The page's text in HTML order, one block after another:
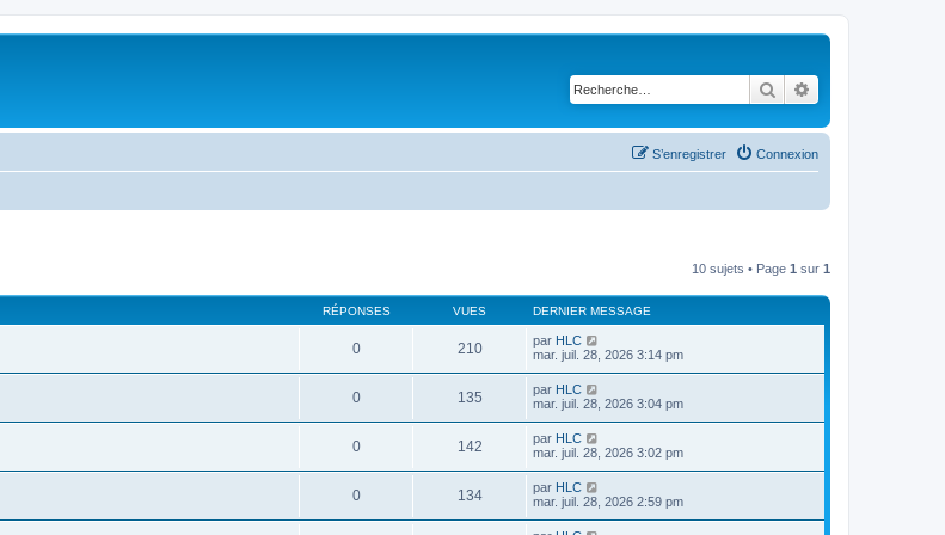
Rechercher
Connexion
S’enregistrer
10 sujets • Page 1 sur 1
RÉPONSES VUES DERNIER MESSAGE
0 210 par HLC
mar. juil. 28, 2026 3:14 pm
0 135 par HLC
mar. juil. 28, 2026 3:04 pm
0 142 par HLC
mar. juil. 28, 2026 3:02 pm
0 134 par HLC
mar. juil. 28, 2026 2:59 pm